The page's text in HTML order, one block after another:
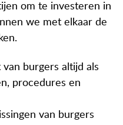
om te investeren in
we met elkaar de
burgers altijd als
procedures en
van burgers